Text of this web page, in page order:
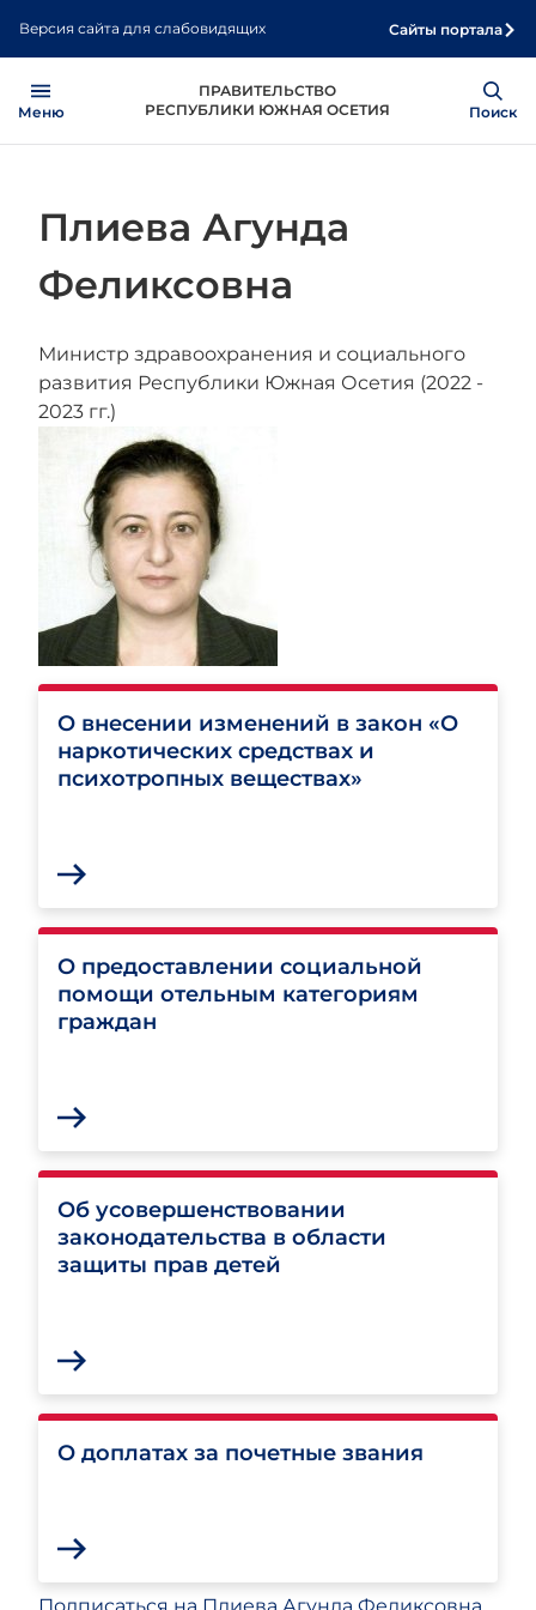
содержанию
Версия сайта для слабовидящих Сайты портала
ПРАВИТЕЛЬСТВО
РЕСПУБЛИКИ ЮЖНАЯ ОСЕТИЯ
Меню
Show
Поиск
Плиева Агунда
Феликсовна
Министр здравоохранения и социального
развития Республики Южная Осетия (2022 -
2023 гг.)
О внесении изменений в закон «О
наркотических средствах и
психотропных веществах»
О предоставлении социальной
помощи отельным категориям
граждан
Об усовершенствовании
законодательства в области
защиты прав детей
О доплатах за почетные звания